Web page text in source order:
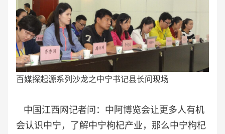
百媒探起源系列沙龙之中宁书记县长问现场
中国江西网记者问：中阿博览会让更多人有机
会认识中宁，了解中宁枸杞产业，那么中宁枸杞